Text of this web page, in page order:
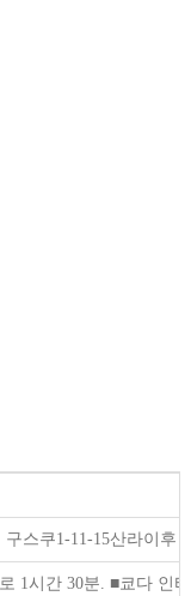
스쿠1-11-15산라이후
1시간 30분. ■쿄다 인